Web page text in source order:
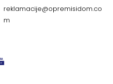
reklamacije@opremisidom.co
m